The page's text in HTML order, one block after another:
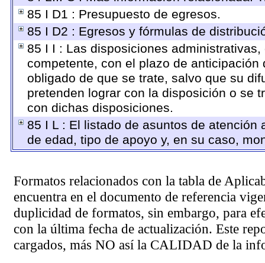
85 I D1 : Presupuesto de egresos.
85 I D2 : Egresos y fórmulas de
85 I I : Las disposiciones
competente, con el plazo de
obligado de que se trate, salvo que su
pretenden lograr con la disposición o se
con dichas disposiciones.
85 I L : El listado de asuntos de
de edad, tipo de apoyo y, en su caso,
Formatos relacionados con la tabla de
encuentra en el documento de referencia
duplicidad de formatos, sin embargo, para
con la última fecha de actualización. Este
cargados, más NO así la CALIDAD de la